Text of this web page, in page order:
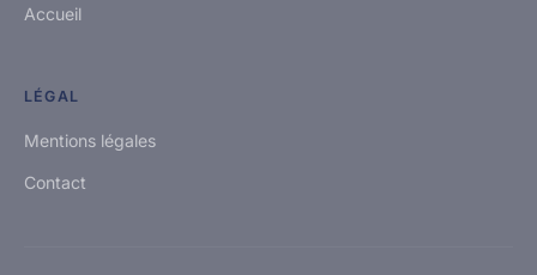
Accueil
LÉGAL
Mentions légales
Contact